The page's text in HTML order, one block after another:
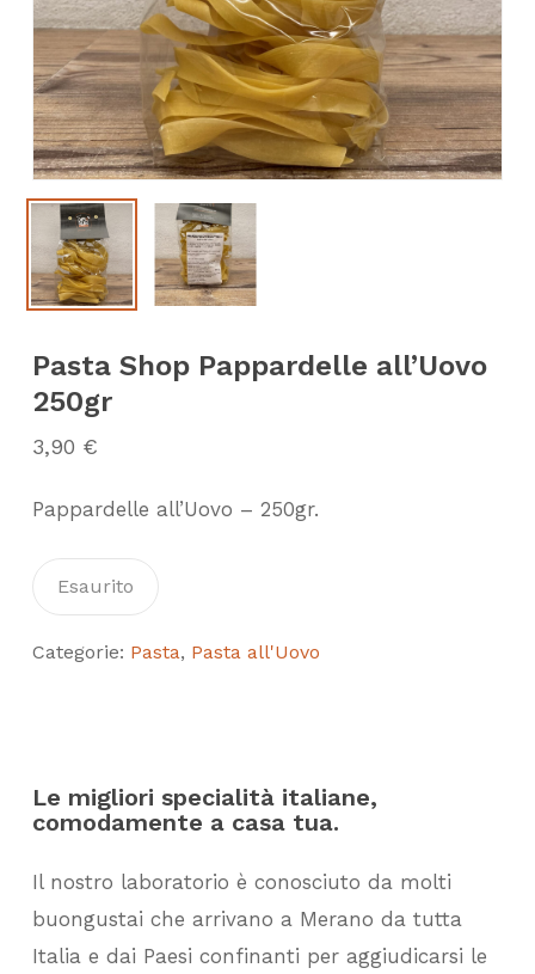
Pasta Shop Pappardelle all’Uovo
250gr
3,90 €
Pappardelle all’Uovo – 250gr.
Esaurito
Categorie: Pasta, Pasta all'Uovo
Le migliori specialità italiane,
comodamente a casa tua.
Il nostro laboratorio è conosciuto da molti
buongustai che arrivano a Merano da tutta
Italia e dai Paesi confinanti per aggiudicarsi le